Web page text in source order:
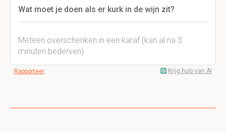
Wat moet je doen als er kurk in de wijn zit?
Meteen overschenken in een karaf (kan al na 3
minuten bederven)
Rapporteer Krijg hulp van AI